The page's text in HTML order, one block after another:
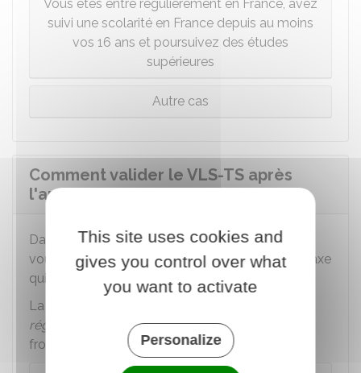
Vous êtes entré régulièrement en France, avez
suivi une scolarité en France depuis au moins
vos 16 ans et poursuivez des études
supérieures
Autre cas
Comment valider le VLS-TS après
l'arrivée en France ?
Dans les 3 mois suivant votre arrivée en France,
vous devez valider votre VLS-TS et payer une taxe
qui s'ajoute aux droits de visa.
La démarche en ligne permet d'être en
régulier
et de pouvoir franchir à nouveau la
frontière de
l'espace Schengen.
This site uses cookies and
gives you control over what
you want to activate
Personalize